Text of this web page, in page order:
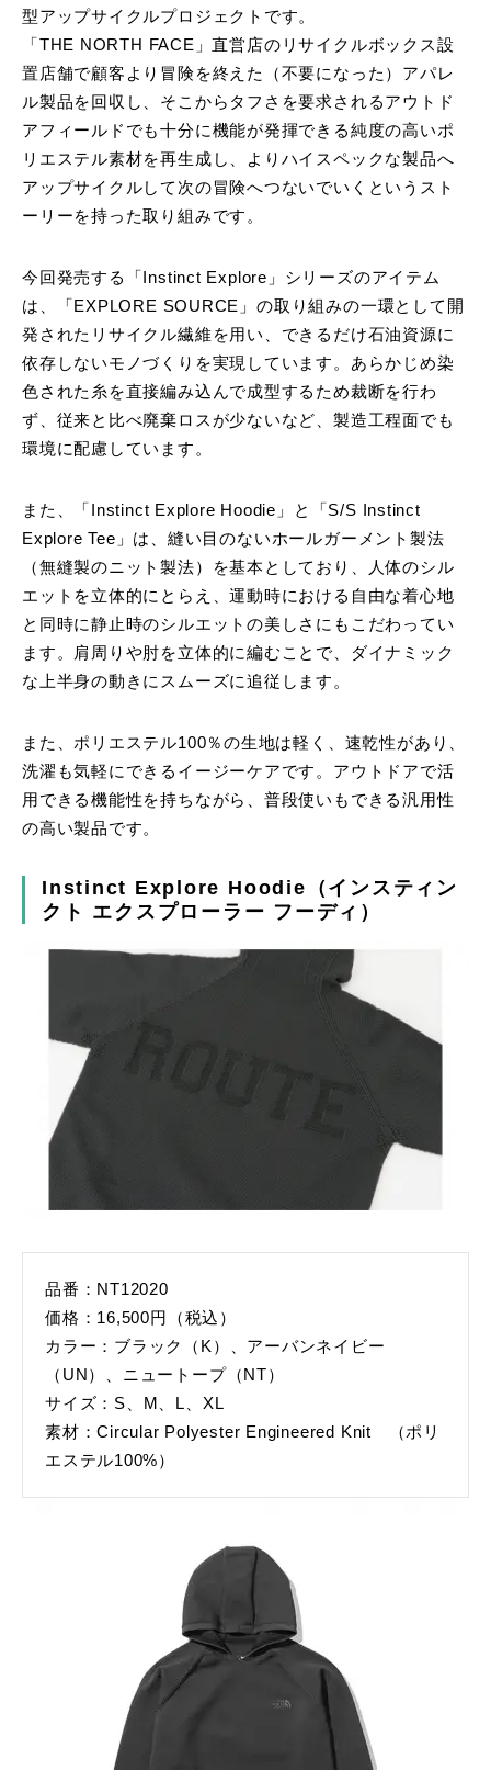
型アップサイクルプロジェクトです。
「THE NORTH FACE」直営店のリサイクルボックス設
置店舗で顧客より冒険を終えた（不要になった）アパレ
ル製品を回収し、そこからタフさを要求されるアウトド
アフィールドでも十分に機能が発揮できる純度の高いポ
リエステル素材を再生成し、よりハイスペックな製品へ
アップサイクルして次の冒険へつないでいくというスト
ーリーを持った取り組みです。
今回発売する「Instinct Explore」シリーズのアイテム
は、「EXPLORE SOURCE」の取り組みの一環として開
発されたリサイクル繊維を用い、できるだけ石油資源に
依存しないモノづくりを実現しています。あらかじめ染
色された糸を直接編み込んで成型するため裁断を行わ
ず、従来と比べ廃棄ロスが少ないなど、製造工程面でも
環境に配慮しています。
また、「Instinct Explore Hoodie」と「S/S Instinct
Explore Tee」は、縫い目のないホールガーメント製法
（無縫製のニット製法）を基本としており、人体のシル
エットを立体的にとらえ、運動時における自由な着心地
と同時に静止時のシルエットの美しさにもこだわってい
ます。肩周りや肘を立体的に編むことで、ダイナミック
な上半身の動きにスムーズに追従します。
また、ポリエステル100％の生地は軽く、速乾性があり、
洗濯も気軽にできるイージーケアです。アウトドアで活
用できる機能性を持ちながら、普段使いもできる汎用性
の高い製品です。
Instinct Explore Hoodie（インスティン
クト エクスプローラー フーディ）
品番：NT12020
価格：16,500円（税込）
カラー：ブラック（K）、アーバンネイビー
（UN）、ニュートープ（NT）
サイズ：S、M、L、XL
素材：Circular Polyester Engineered Knit （ポリ
エステル100%）